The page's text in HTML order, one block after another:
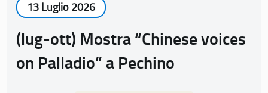
13 Luglio 2026
(lug-ott) Mostra “Chinese voices
on Palladio” a Pechino